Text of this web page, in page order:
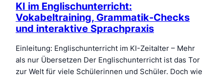
KI im Englischunterricht:
Vokabeltraining, Grammatik-Checks
und interaktive Sprachpraxis
Einleitung: Englischunterricht im KI-Zeitalter – Mehr
als nur Übersetzen Der Englischunterricht ist das Tor
zur Welt für viele Schülerinnen und Schüler. Doch wie